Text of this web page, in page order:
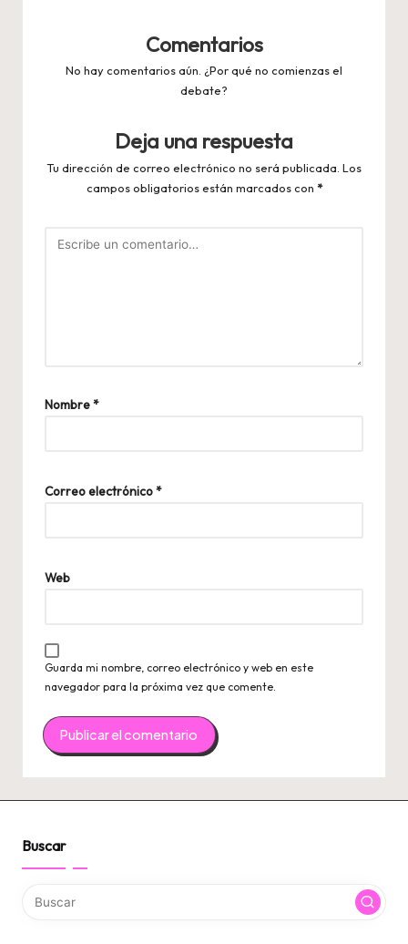
Comentarios
No hay comentarios aún. ¿Por qué no comienzas el
debate?
Deja una respuesta
Tu dirección de correo electrónico no será publicada. Los
campos obligatorios están marcados con *
Nombre*
Correo electrónico*
Web
Guarda mi nombre, correo electrónico y web en este
navegador para la próxima vez que comente.
Buscar